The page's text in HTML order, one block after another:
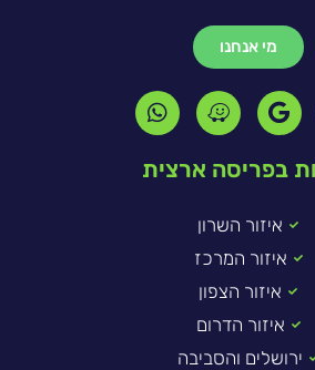
מי אנחנו
בפריסה ארצית
איזור השרון
איזור המרכז
איזור הצפון
איזור הדרום
ירושלים והסביבה